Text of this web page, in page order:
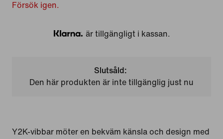
Försök igen.
Klarna
är tillgängligt i kassan.
Slutsåld:
Den här produkten är inte tillgänglig just nu
Y2K-vibbar möter en bekväm känsla och design med